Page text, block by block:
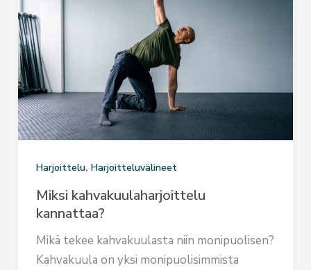
Harjoittelu, Harjoitteluvälineet
Miksi kahvakuulaharjoittelu
kannattaa?
Mikä tekee kahvakuulasta niin monipuolisen?
Kahvakuula on yksi monipuolisimmista